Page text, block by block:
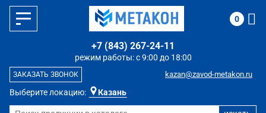
Выберите локацию: Казань
режим работы: с 9:00 до 18:00
+7 (843) 267-24-11
kazan@zavod-metakon.ru
ЗАКАЗАТЬ ЗВОНОК
0